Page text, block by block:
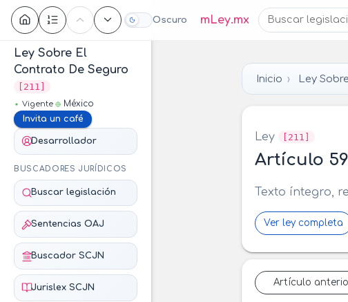
Oscuro mLey.mx
Contenido
Ley Sobre El
Contrato De Seguro
[211]
Vigente
México
Invita un café
Desarrollador
BUSCADORES JURÍDICOS
Buscar legislación
Sentencias OAJ
Buscador SCJN
Jurislex SCJN
Inicio Ley
Ley [211]
Artículo
Texto íntegro,
Ver ley completa
Artículo